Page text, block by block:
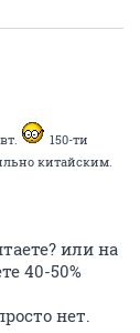
150-ти
китайским.
или на
40-50%
нет.